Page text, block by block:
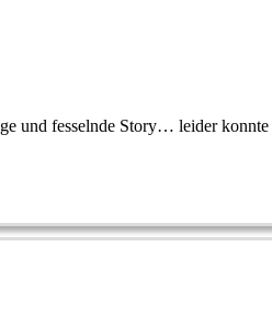
und fesselnde Story… leider